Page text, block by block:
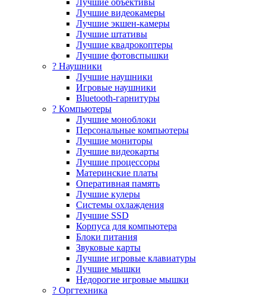
Лучшие видеокамеры
Лучшие экшен-камеры
Лучшие штативы
Лучшие квадрокоптеры
Лучшие фотовспышки
? Наушники
Лучшие наушники
Игровые наушники
Bluetooth-гарнитуры
?️ Компьютеры
Лучшие моноблоки
Персональные компьютеры
Лучшие мониторы
Лучшие видеокарты
Лучшие процессоры
Материнские платы
Оперативная память
Лучшие кулеры
Системы охлаждения
Лучшие SSD
Корпуса для компьютера
Блоки питания
Звуковые карты
Лучшие игровые клавиатуры
Лучшие мышки
Недорогие игровые мышки
?️ Оргтехника